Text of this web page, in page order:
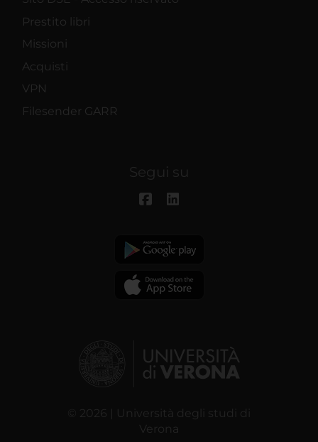
Prestito libri
Missioni
Acquisti
VPN
Filesender GARR
Segui su
© 2026 | Università degli studi di
Verona